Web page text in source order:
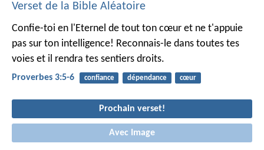
Verset de la Bible Aléatoire
Confie-toi en l'Eternel de tout ton cœur et ne t'appuie
pas sur ton intelligence! Reconnais-le dans toutes tes
voies et il rendra tes sentiers droits.
Proverbes 3:5-6 confiance dépendance cœur
Prochain verset!
Avec Image